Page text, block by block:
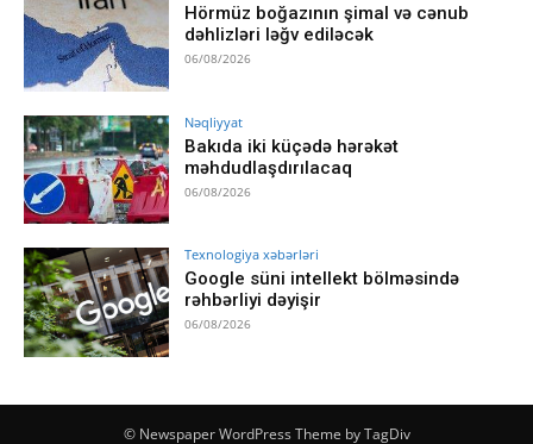
Hörmüz boğazının şimal və cənub
dəhlizləri ləğv ediləcək
06/08/2026
Nəqliyyat
Bakıda iki küçədə hərəkət
məhdudlaşdırılacaq
06/08/2026
Texnologiya xəbərləri
Google süni intellekt bölməsində
rəhbərliyi dəyişir
06/08/2026
© Newspaper WordPress Theme by TagDiv